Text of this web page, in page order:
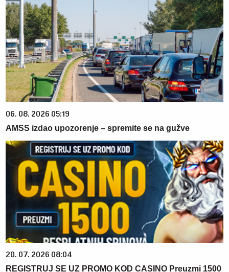
06. 08. 2026 05:19
AMSS izdao upozorenje – spremite se na gužve
20. 07. 2026 08:04
REGISTRUJ SE UZ PROMO KOD CASINO Preuzmi 1500